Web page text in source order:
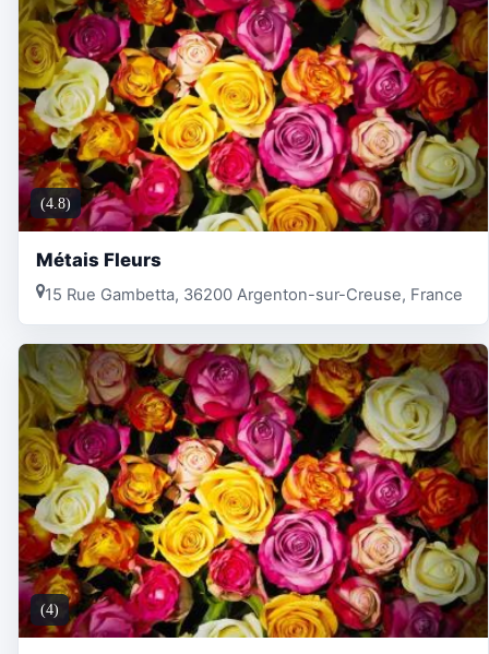
(4.8)
Métais Fleurs
15 Rue Gambetta, 36200 Argenton-sur-Creuse, France
(4)